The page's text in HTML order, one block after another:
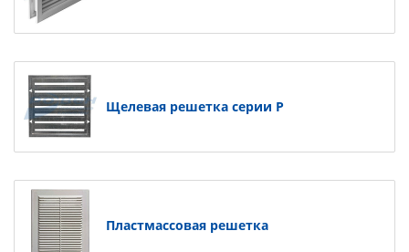
Щелевая решетка серии Р
Пластмассовая решетка